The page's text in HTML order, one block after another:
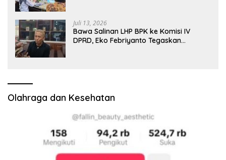
Juli 13, 2026
Bawa Salinan LHP BPK ke Komisi IV
DPRD, Eko Febriyanto Tegaskan
Olahraga dan Kesehatan